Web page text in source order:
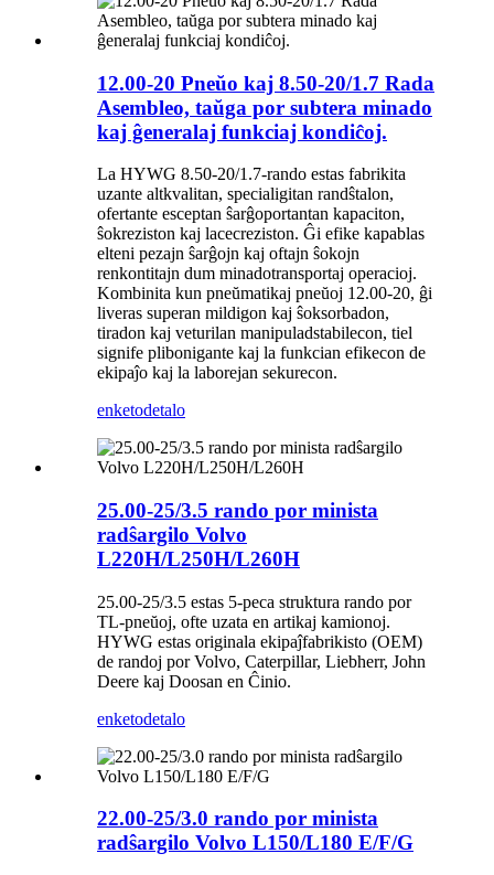
12.00-20 Pneŭo kaj 8.50-20/1.7 Rada
Asembleo, taŭga por subtera minado
kaj ĝeneralaj funkciaj kondiĉoj.
La HYWG 8.50-20/1.7-rando estas fabrikita
uzante altkvalitan, specialigitan randŝtalon,
ofertante esceptan ŝarĝoportantan kapaciton,
ŝokreziston kaj lacecreziston. Ĝi efike kapablas
elteni pezajn ŝarĝojn kaj oftajn ŝokojn
renkontitajn dum minadotransportaj operacioj.
Kombinita kun pneŭmatikaj pneŭoj 12.00-20, ĝi
liveras superan mildigon kaj ŝoksorbadon,
tiradon kaj veturilan manipuladstabilecon, tiel
signife plibonigante kaj la funkcian efikecon de
ekipaĵo kaj la laborejan sekurecon.
enketodetalo
25.00-25/3.5 rando por minista
radŝargilo Volvo
L220H/L250H/L260H
25.00-25/3.5 estas 5-peca struktura rando por
TL-pneŭoj, ofte uzata en artikaj kamionoj.
HYWG estas originala ekipaĵfabrikisto (OEM)
de randoj por Volvo, Caterpillar, Liebherr, John
Deere kaj Doosan en Ĉinio.
enketodetalo
22.00-25/3.0 rando por minista
radŝargilo Volvo L150/L180 E/F/G